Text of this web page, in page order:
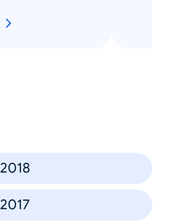
2018
2017